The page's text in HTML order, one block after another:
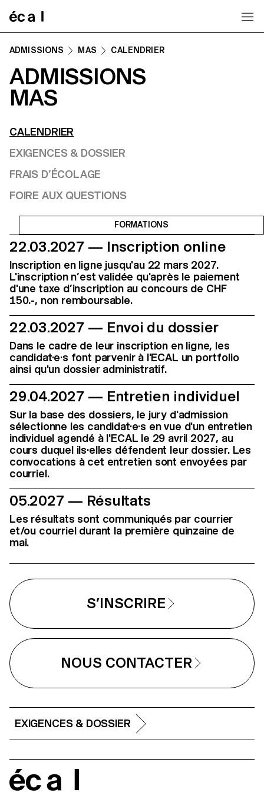
ADMISSIONS MAS CALENDRIER
ADMISSIONS
MAS
CALENDRIER
EXIGENCES & DOSSIER
FRAIS D’ÉCOLAGE
FOIRE AUX QUESTIONS
FORMATIONS
22.03.2027 — Inscription online
Inscription en ligne jusqu'au 22 mars 2027.
L'inscription n’est validée qu'après le paiement
d'une taxe d’inscription au concours de CHF
150.-, non remboursable.
22.03.2027 — Envoi du dossier
Dans le cadre de leur inscription en ligne, les
candidat·e·s font parvenir à l'ECAL un portfolio
ainsi qu'un dossier administratif.
29.04.2027 — Entretien individuel
Sur la base des dossiers, le jury d'admission
sélectionne les candidat·e·s en vue d'un entretien
individuel agendé à l'ECAL le 29 avril 2027, au
cours duquel ils·elles défendent leur dossier. Les
convocations à cet entretien sont envoyées par
courriel.
05.2027 — Résultats
Les résultats sont communiqués par courrier
et/ou courriel durant la première quinzaine de
mai.
S’INSCRIRE
NOUS CONTACTER
EXIGENCES & DOSSIER